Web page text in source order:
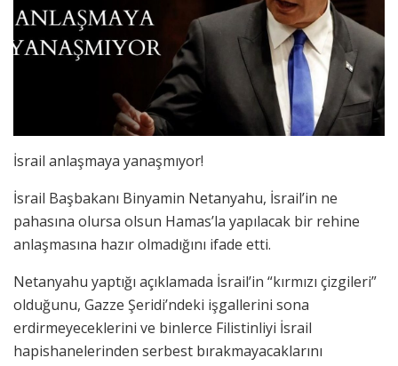
İsrail anlaşmaya yanaşmıyor!
İsrail Başbakanı Binyamin Netanyahu, İsrail’in ne
pahasına olursa olsun Hamas’la yapılacak bir rehine
anlaşmasına hazır olmadığını ifade etti.
Netanyahu yaptığı açıklamada İsrail’in “kırmızı çizgileri”
olduğunu, Gazze Şeridi’ndeki işgallerini sona
erdirmeyeceklerini ve binlerce Filistinliyi İsrail
hapishanelerinden serbest bırakmayacaklarını